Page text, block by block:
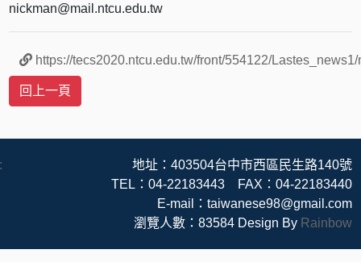
nickman@mail.ntcu.edu.tw
https://tecs2020.ntcu.edu.tw/front/554122/
地址：403504台中市西區民生路140號
TEL：04-22183443 FAX：04-22183440
E-mail：taiwanese98@gmail.com
瀏覽人數：83584 Design By Rainbow